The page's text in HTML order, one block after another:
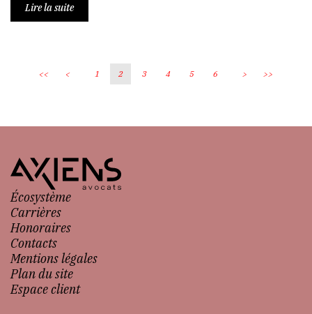
Lire la suite
<< < 1 2 3 4 5 6 > >>
Écosystème
Carrières
Honoraires
Contacts
Mentions légales
Plan du site
Espace client